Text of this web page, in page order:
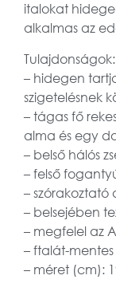
italokat
alkalmas az
Tulajdonságok:
– hidegen
szigetelésnek
– tágas fő
alma és egy
– belső hálós
– felső
– szórakoztató
– belsejében
– megfelel az
– ftalát-mentes
– méret (cm):